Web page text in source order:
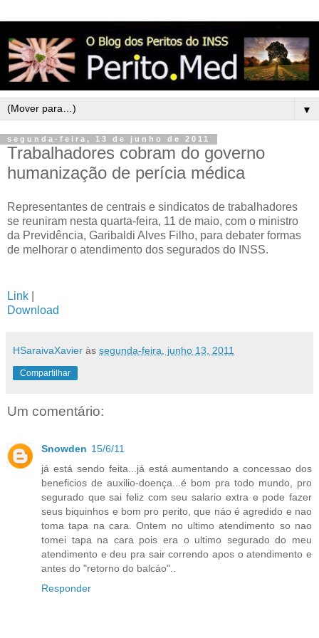
▼
segunda-feira, 13 de junho de 2011
Trabalhadores cobram do governo
humanização de perícia médica
Representantes de centrais e sindicatos de trabalhadores
se reuniram nesta quarta-feira, 11 de maio, com o ministro
da Previdência, Garibaldi Alves Filho, para debater formas
de melhorar o atendimento dos segurados do INSS.
Link
Download
HSaraivaXavier às segunda-feira, junho 13, 2011
Compartilhar
Um comentário:
Snowden 15/6/11
já está sendo feita...já está aumentando a concessao dos
beneficios de auxilio-doença...é bom pra todo mundo, pro
segurado que sai feliz com seu salario extra e pode fazer
seus biquinhos e bom pro perito, que náo é agredido e nao
toma tapa na cara. Ontem no ultimo atendimento so nao
tomei tapa na cara pois era o ultimo segurado do meu
atendimento e deu pra sair correndo apos o atendimento e
antes do "retorno do balcáo"..
Responder